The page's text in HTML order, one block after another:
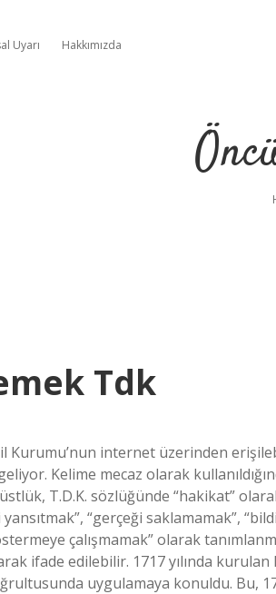
Uyarı Hakkımızda
Tdk
Kurumu’nun internet üzerinden
Kelime mecaz olarak
T.D.K. sözlüğünde “hakikat”
“gerçeği saklamamak”,
çalışmamak” olarak
ifade edilebilir. 1717 yılında kurulan
uygulamaya konuldu. Bu,